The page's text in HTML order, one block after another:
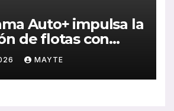
Auto+ impulsa la
de flotas con
eléctricos
MAYTE